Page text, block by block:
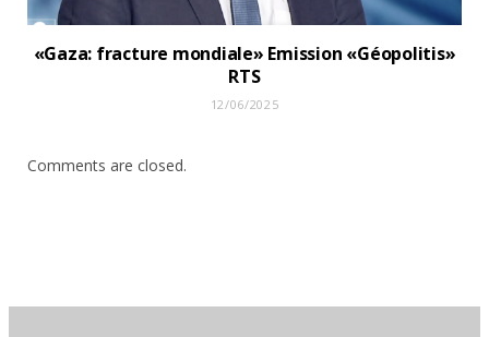
«Gaza: fracture mondiale» Emission «Géopolitis»
RTS
12/06/2025
Comments are closed.